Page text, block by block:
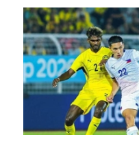
Blockchain
Bộ Ngoại giao
Bình Dương
Biển Đen
Boeing
Bình Định
Biến chủng